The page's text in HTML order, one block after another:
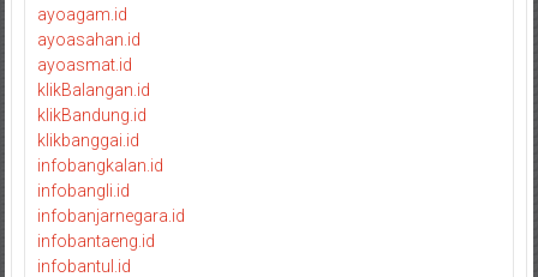
ayoagam.id
ayoasahan.id
ayoasmat.id
klikBalangan.id
klikBandung.id
klikbanggai.id
infobangkalan.id
infobangli.id
infobanjarnegara.id
infobantaeng.id
infobantul.id